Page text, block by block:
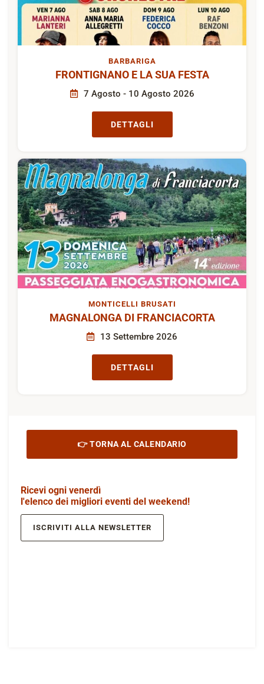
BARBARIGA
FRONTIGNANO E LA SUA FESTA
7 Agosto - 10 Agosto 2026
DETTAGLI
MONTICELLI BRUSATI
MAGNALONGA DI FRANCIACORTA
13 Settembre 2026
DETTAGLI
👉 TORNA AL CALENDARIO
Ricevi ogni venerdì
l'elenco dei migliori eventi del weekend!
ISCRIVITI ALLA NEWSLETTER